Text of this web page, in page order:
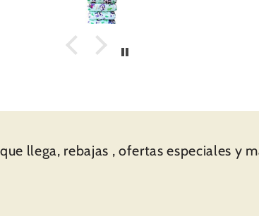
vivos y de buena calidad. El
interior es también muy
suave y calentito. El
proceso de compra y envío
llega, rebajas , ofertas especiales y